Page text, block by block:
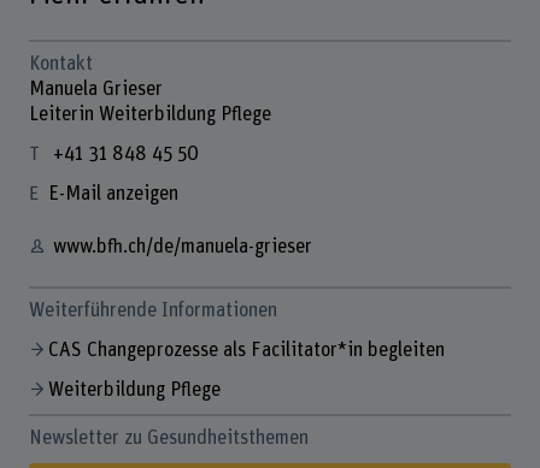
Kontakt
Manuela Grieser
Leiterin Weiterbildung Pflege
+41 31 848 45 50
E-Mail anzeigen
www.bfh.ch/de/manuela-grieser
Weiterführende Informationen
CAS Changeprozesse als Facilitator*in begleiten
Weiterbildung Pflege
Newsletter zu Gesundheitsthemen